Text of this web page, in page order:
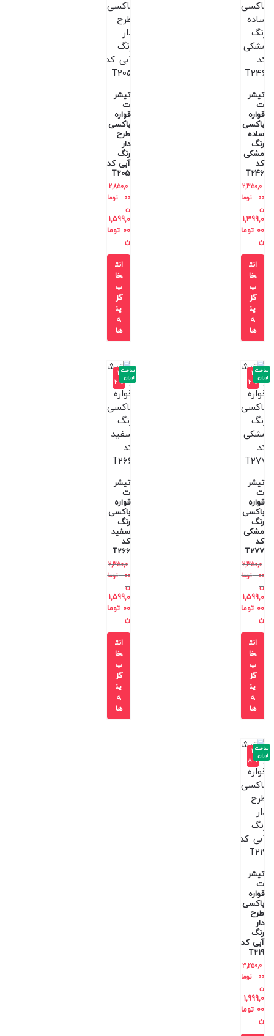
تیشر
ت
قواره
باکسی
ساده
رنگ
مشکی
کد
T246
2,350,0
00
توما
ن
1,399,0
00 توما
ن
انت
خا
ب
گز
ین
ه
ها
تیشر
ت
قواره
باکسی
طرح
دار
رنگ
آبی کد
T205
2,850,0
00
توما
ن
1,599,0
00 توما
ن
انت
خا
ب
گز
ین
ه
ها
-3
2%
تیشر
ت
قواره
باکسی
رنگ
مشکی
کد
T277
2,350,0
00
توما
ن
1,599,0
00 توما
ن
ساخت
ایران
انت
خا
ب
گز
ین
ه
ها
-3
2%
تیشر
ت
قواره
باکسی
رنگ
سفید
کد
T266
2,350,0
00
توما
ن
1,599,0
00 توما
ن
ساخت
ایران
انت
خا
ب
گز
ین
ه
ها
-3
8%
تیشر
ت
قواره
باکسی
طرح
دار
رنگ
آبی کد
T219
3,250,0
00
توما
ن
1,999,0
00 توما
ن
ساخت
ایران